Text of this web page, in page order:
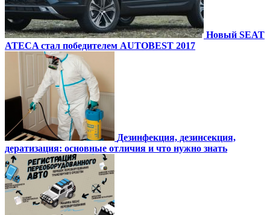
Новый SEAT
ATECA стал победителем AUTOBEST 2017
Дезинфекция, дезинсекция,
дератизация: основные отличия и что нужно знать